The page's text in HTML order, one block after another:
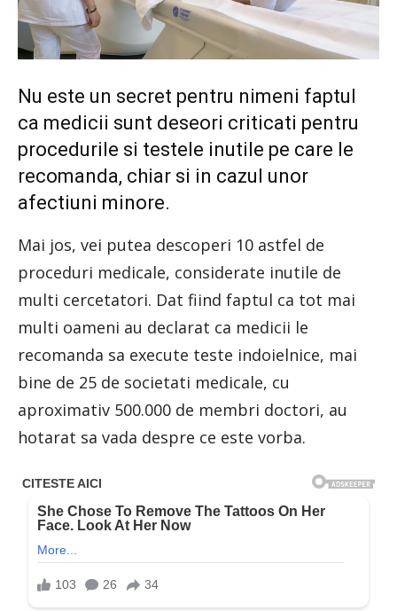
Nu este un secret pentru nimeni faptul
ca medicii sunt deseori criticati pentru
procedurile si testele inutile pe care le
recomanda, chiar si in cazul unor
afectiuni minore.
Mai jos, vei putea descoperi 10 astfel de
proceduri medicale, considerate inutile de
multi cercetatori. Dat fiind faptul ca tot mai
multi oameni au declarat ca medicii le
recomanda sa execute teste indoielnice, mai
bine de 25 de societati medicale, cu
aproximativ 500.000 de membri doctori, au
hotarat sa vada despre ce este vorba.